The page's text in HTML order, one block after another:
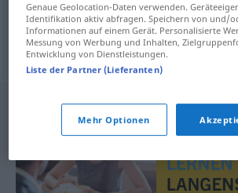
gestalten stvoriti
Genaue Geolocation-Daten verwenden.
Identifikation aktiv abfragen. Speichern von und/
Informationen auf einem Gerät. Personalisierte
Messung von Werbung und Inhalten,
Entwicklung von Dienstleistungen.
Liste der Partner (Lieferanten)
Mehr Optionen